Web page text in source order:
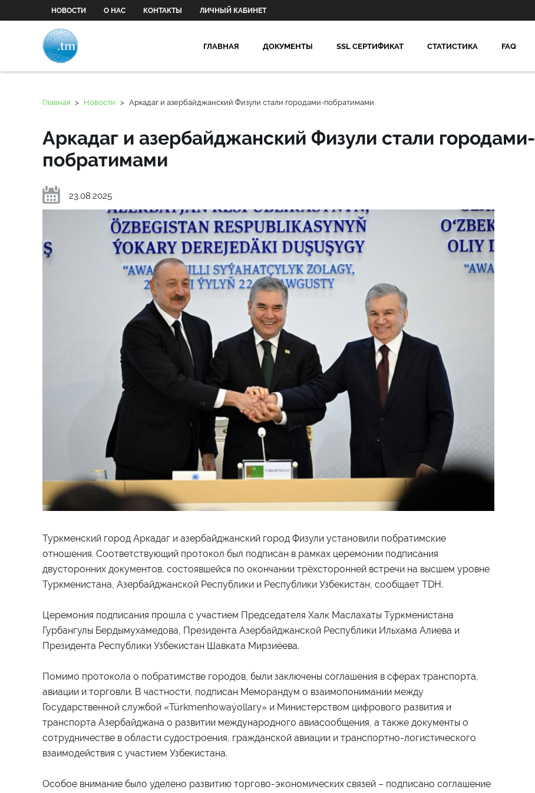
НОВОСТИ О НАС КОНТАКТЫ ЛИЧНЫЙ КАБИНЕТ
ГЛАВНАЯ ДОКУМЕНТЫ SSL СЕРТИФИКАТ СТАТИСТИКА FAQ
Главная > Новости > Аркадаг и азербайджанский Физули стали городами-побратимами
Аркадаг и азербайджанский Физули стали городами-
побратимами
23.08.2025
Туркменский город Аркадаг и азербайджанский город Физули установили побратимские
отношения. Соответствующий протокол был подписан в рамках церемонии подписания
двусторонних документов, состоявшейся по окончании трёхсторонней встречи на высшем уровне
Туркменистана, Азербайджанской Республики и Республики Узбекистан, сообщает TDH.
Церемония подписания прошла с участием Председателя Халк Маслахаты Туркменистана
Гурбангулы Бердымухамедова, Президента Азербайджанской Республики Ильхама Алиева и
Президента Республики Узбекистан Шавката Мирзиёева.
Помимо протокола о побратимстве городов, были заключены соглашения в сферах транспорта,
авиации и торговли. В частности, подписан Меморандум о взаимопонимании между
Государственной службой «Türkmenhowaýollary» и Министерством цифрового развития и
транспорта Азербайджана о развитии международного авиасообщения, а также документы о
сотрудничестве в области судостроения, гражданской авиации и транспортно-логистического
взаимодействия с участием Узбекистана.
Особое внимание было уделено развитию торгово-экономических связей – подписано соглашение